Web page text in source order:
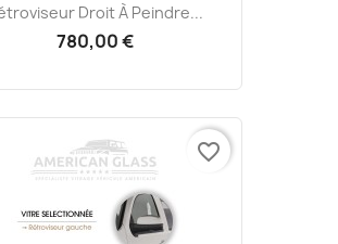
Droit À Peindre...
780,00 €
favorite_border